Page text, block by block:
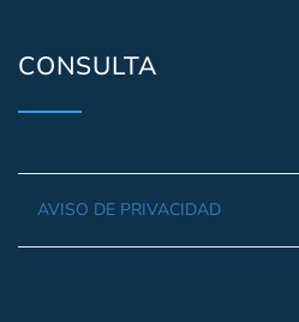
CONSULTA
AVISO DE PRIVACIDAD